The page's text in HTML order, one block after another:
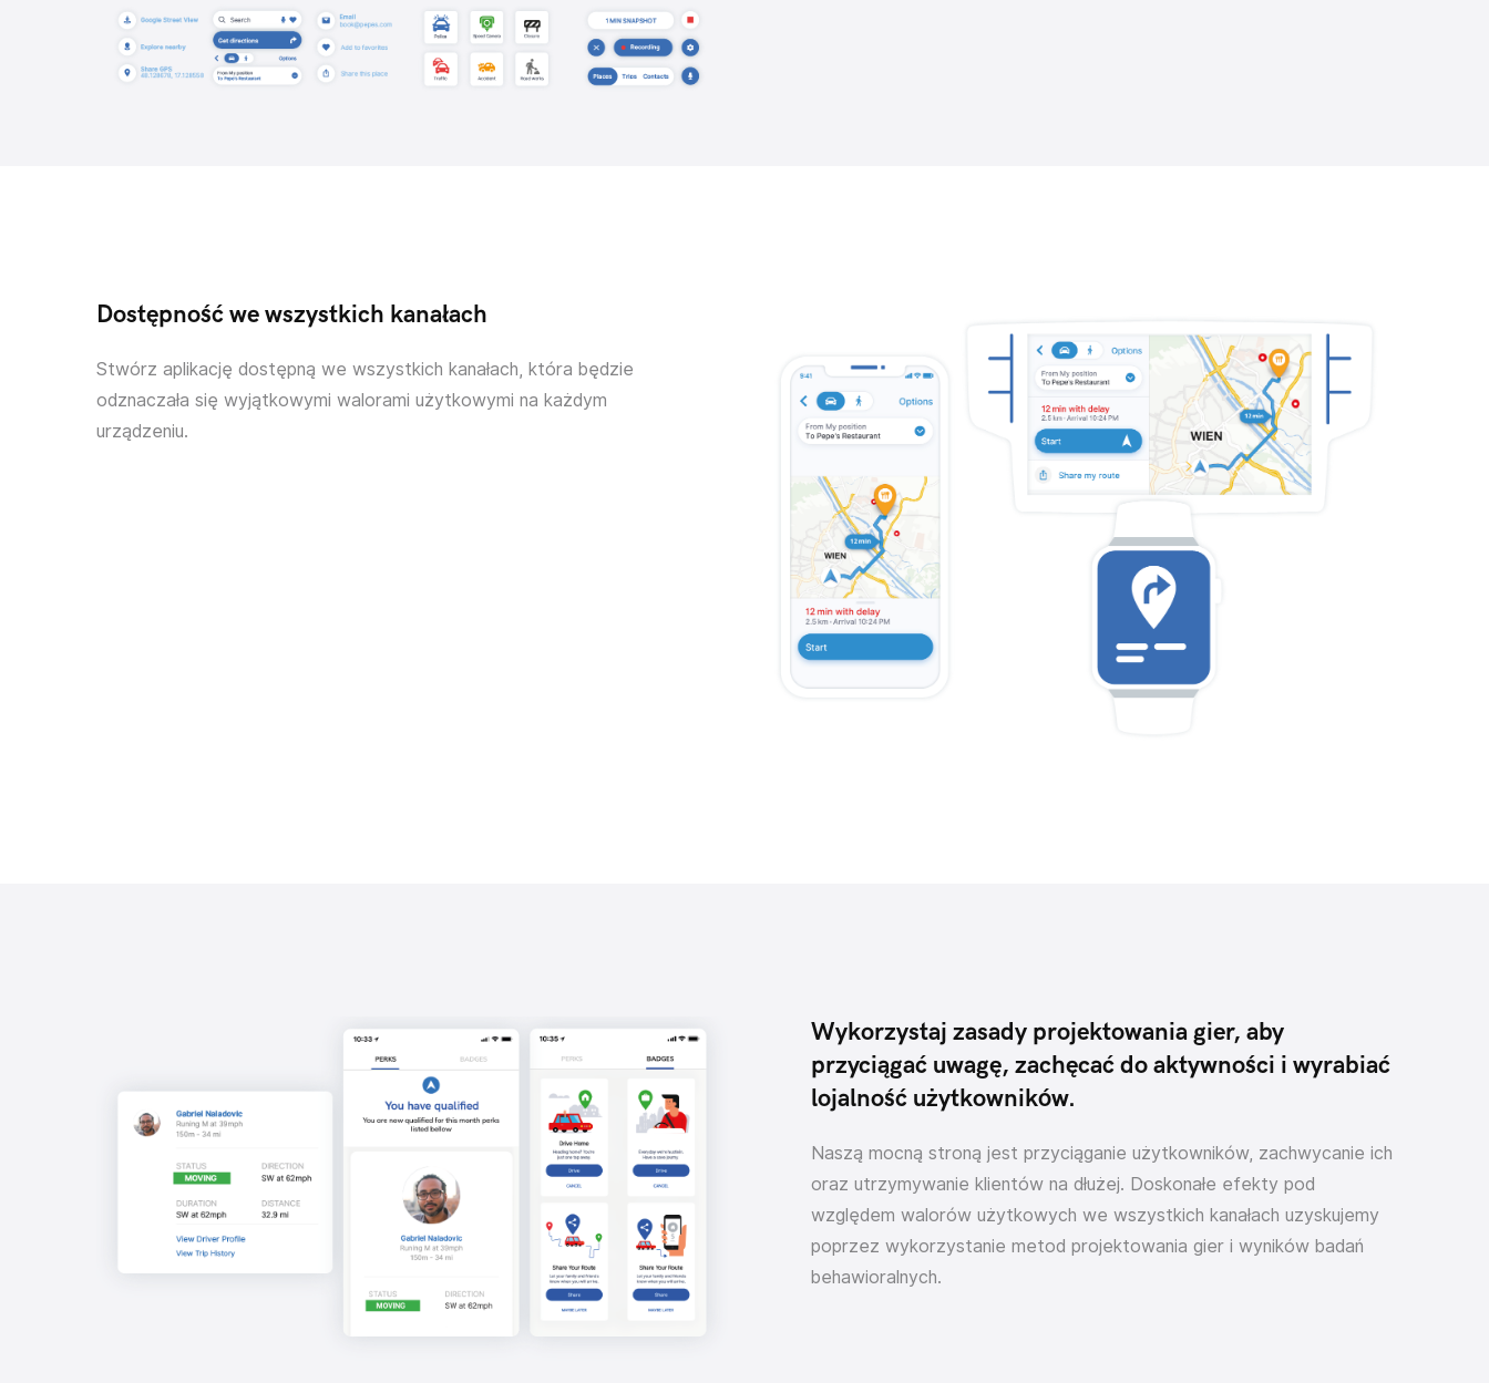
Dostępność we wszystkich kanałach
Stwórz aplikację dostępną we wszystkich kanałach, która będzie
odznaczała się wyjątkowymi walorami użytkowymi na każdym
urządzeniu.
Wykorzystaj zasady projektowania gier, aby
przyciągać uwagę, zachęcać do aktywności i wyrabiać
lojalność użytkowników.
Naszą mocną stroną jest przyciąganie użytkowników, zachwycanie ich
oraz utrzymywanie klientów na dłużej. Doskonałe efekty pod
względem walorów użytkowych we wszystkich kanałach uzyskujemy
poprzez wykorzystanie metod projektowania gier i wyników badań
behawioralnych.